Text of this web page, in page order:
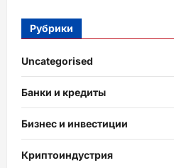
Рубрики
Uncategorised
Банки и кредиты
Бизнес и инвестиции
Криптоиндустрия